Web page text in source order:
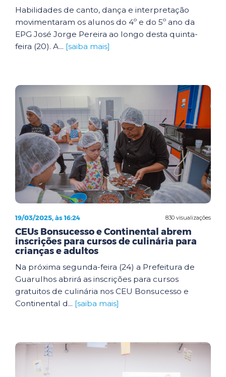
Habilidades de canto, dança e interpretação
movimentaram os alunos do 4º e do 5º ano da
EPG José Jorge Pereira ao longo desta quinta-
feira (20). A... [saiba mais]
830 visualizações
19/03/2025, às 16:24
CEUs Bonsucesso e Continental abrem
inscrições para cursos de culinária para
crianças e adultos
Na próxima segunda-feira (24) a Prefeitura de
Guarulhos abrirá as inscrições para cursos
gratuitos de culinária nos CEU Bonsucesso e
Continental d... [saiba mais]